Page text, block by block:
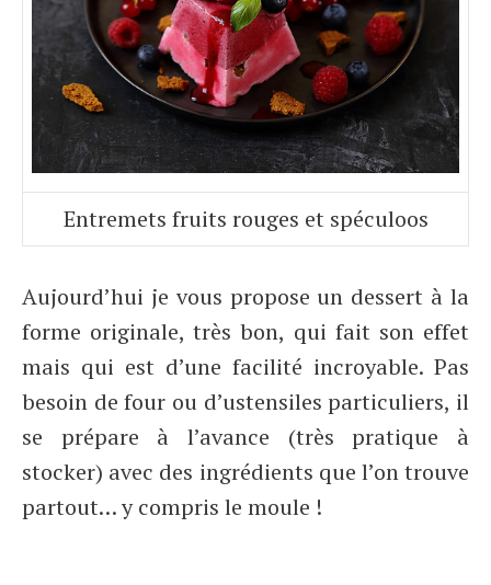
Entremets fruits rouges et spéculoos
Aujourd’hui je vous propose un dessert à la
forme originale, très bon, qui fait son effet
mais qui est d’une facilité incroyable. Pas
besoin de four ou d’ustensiles particuliers, il
se prépare à l’avance (très pratique à
stocker) avec des ingrédients que l’on trouve
partout… y compris le moule !